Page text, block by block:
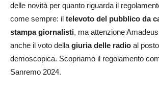
delle novità per quanto riguarda il
come sempre: il televoto del pubblico da
stampa giornalisti, ma attenzione
anche il voto della giuria delle radio al
demoscopica. Scopriamo il regolamento
Sanremo 2024.